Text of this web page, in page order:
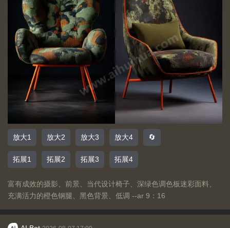
放大1 放大2 放大3 放大4 🔄
拓展1 拓展2 拓展3 拓展4
富有成效的摄影、前景、当代设计椅子、深绿色调色板迷彩面料、
充满活力的橙色钢腿、黑色背景、低调 --ar 9：16